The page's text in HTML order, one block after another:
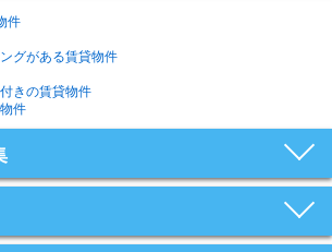
件
グがある賃貸物件
きの賃貸物件
件